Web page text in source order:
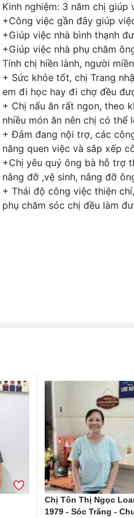
Kinh nghiệm: 3 năm chị giúp
+Công việc gần đây giúp
+Giúp việc nhà bình thạnh
+Giúp việc nhà phụ chăm
Tính chị hiền lành, người
+ Sức khỏe tốt, chị Trang
em đi học hay đi chợ đều
+ Chị nấu ăn rất ngon, theo
nhiều món ăn nên chị có
+ Đảm đang nội trợ, các
năng quen việc và sắp xếp
+Chị yêu quý ông bà hỗ trợ
nâng đỡ ,vệ sinh, nâng đỡ
+ Thái độ công việc thiện
phụ chăm sóc chị đều làm
Chị Tôn Thị Ngọc
1979 - Sóc Trăng -